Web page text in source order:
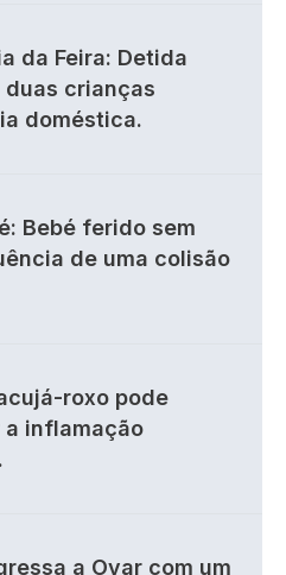
da Feira: Detida
crianças
doméstica.
Bebé ferido sem
de uma colisão
roxo pode
a inflamação
a Ovar com um